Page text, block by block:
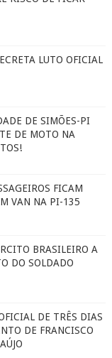
LUTO OFICIAL
DE SIMÕES-PI
DE MOTO NA
FICAM
VAN NA PI-135
BRASILEIRO A
DO SOLDADO
DE TRÊS DIAS
DE FRANCISCO